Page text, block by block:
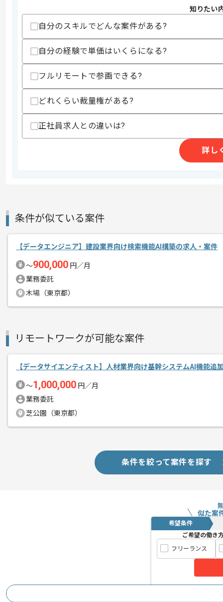
上記に似た経験やスキルをお持ちであれば
その他募集要項
商談回数
1回
募集人数
1人
作業開始日
エージェントからのコ
ブルーカーボンインフラ構築事業等を
データサイエンティストとしての実務
知りたい
自分のスキルでどんな案件がある?
自分の経験で単価はいくらになる?
フルリモートで参画できる?
どれくらい裁量権がある?
正社員求人との違いは?
詳し
条件が似ている案件
【データエンジニア】建設業界向け検索機能AI構築の求人・案件
〜900,000 円／月
業務委託
木場（東京都）
リモートワークが可能な案件
【データサイエンティスト】人材業界向け基幹システムAI機能追
〜1,000,000 円／月
業務委託
芝公園（東京都）
条件を絞って案件を探す
似た案
希望条件
ご希望の働き
フリーランス